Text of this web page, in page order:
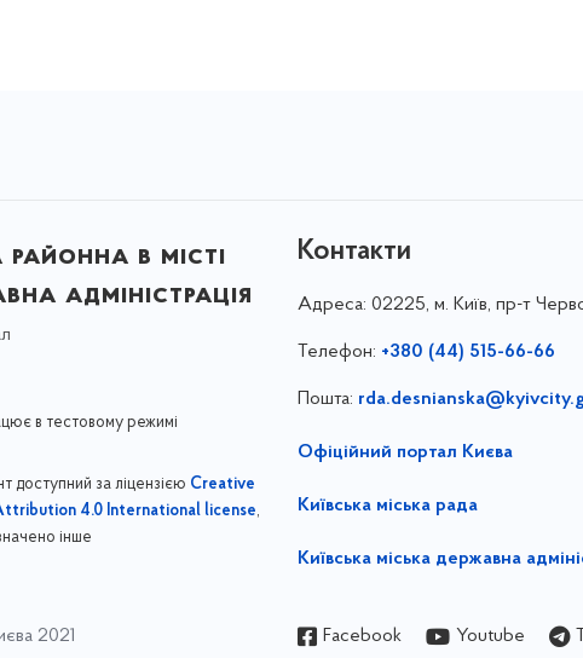
в місті
адміністрація
в тестовому режимі
доступний за ліцензією Creative
4.0 International license,
інше
Контакти
Адреса: 02225, м. Київ, пр-т
Телефон: +380 (44) 515-66-66
Пошта:
Офіційний портал Києва
Київська міська рада
Київська міська державна
2021 Facebook Youtube